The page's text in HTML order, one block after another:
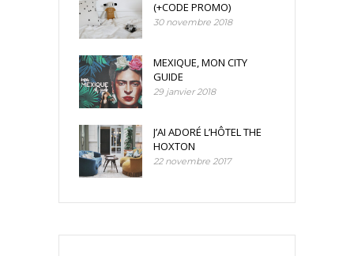
(+CODE PROMO)
30 novembre 2018
MEXIQUE, MON CITY
GUIDE
29 janvier 2018
J’AI ADORÉ L’HÔTEL THE
HOXTON
22 novembre 2017